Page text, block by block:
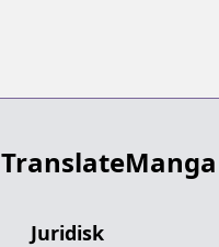
TranslateManga
Juridisk